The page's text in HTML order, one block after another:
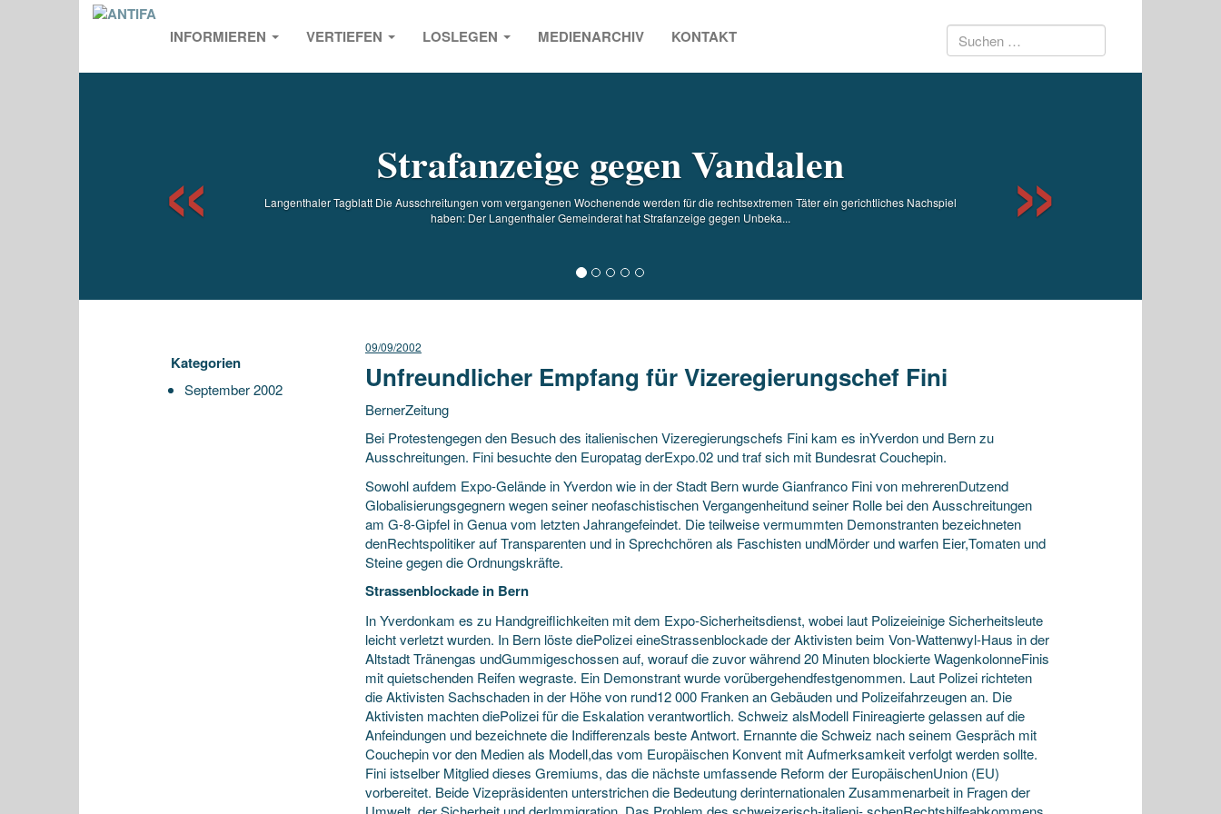
INFORMIEREN VERTIEFEN LOSLEGEN MEDIENARCHIV KONTAKT Suchen
Strafanzeige gegen Vandalen
Langenthaler Tagblatt Die Ausschreitungen vom vergangenen Wochenende werden für die rechtsextremen Täter ein gerichtliches Nachspiel
haben: Der Langenthaler Gemeinderat hat Strafanzeige gegen Unbeka...
Kategorien
September 2002
09/09/2002
Unfreundlicher Empfang für Vizeregierungschef Fini
BernerZeitung
Bei Protestengegen den Besuch des italienischen Vizeregierungschefs Fini kam es inYverdon und Bern zu
Ausschreitungen. Fini besuchte den Europatag derExpo.02 und traf sich mit Bundesrat Couchepin.
Sowohl aufdem Expo-Gelände in Yverdon wie in der Stadt Bern wurde Gianfranco Fini von mehrerenDutzend
Globalisierungsgegnern wegen seiner neofaschistischen Vergangenheitund seiner Rolle bei den Ausschreitungen
am G-8-Gipfel in Genua vom letzten Jahrangefeindet. Die teilweise vermummten Demonstranten bezeichneten
denRechtspolitiker auf Transparenten und in Sprechchören als Faschisten undMörder und warfen Eier,Tomaten und
Steine gegen die Ordnungskräfte.
Strassenblockade in Bern
In Yverdonkam es zu Handgreiflichkeiten mit dem Expo-Sicherheitsdienst, wobei laut Polizeieinige Sicherheitsleute
leicht verletzt wurden. In Bern löste diePolizei eineStrassenblockade der Aktivisten beim Von-Wattenwyl-Haus in der
Altstadt Tränengas undGummigeschossen auf, worauf die zuvor während 20 Minuten blockierte WagenkolonneFinis
mit quietschenden Reifen wegraste. Ein Demonstrant wurde vorübergehendfestgenommen. Laut Polizei richteten
die Aktivisten Sachschaden in der Höhe von rund12 000 Franken an Gebäuden und Polizeifahrzeugen an. Die
Aktivisten machten diePolizei für die Eskalation verantwortlich. Schweiz alsModell Finireagierte gelassen auf die
Anfeindungen und bezeichnete die Indifferenzals beste Antwort. Ernannte die Schweiz nach seinem Gespräch mit
Couchepin vor den Medien als Modell,das vom Europäischen Konvent mit Aufmerksamkeit verfolgt werden sollte.
Fini istselber Mitglied dieses Gremiums, das die nächste umfassende Reform der EuropäischenUnion (EU)
vorbereitet. Beide Vizepräsidenten unterstrichen die Bedeutung derinternationalen Zusammenarbeit in Fragen der